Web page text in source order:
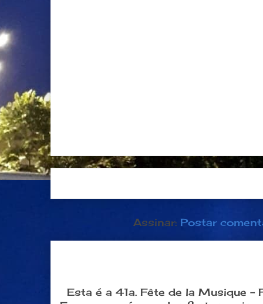
Assinar: Postar
Esta é a 41a. Fête de la Musique -